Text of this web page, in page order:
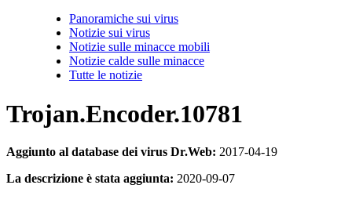
Panoramiche sui virus
Notizie sui virus
Notizie sulle minacce mobili
Notizie calde sulle minacce
Tutte le notizie
Trojan.Encoder.10781
Aggiunto al database dei virus Dr.Web: 2017-04-19
La descrizione è stata aggiunta: 2020-09-07